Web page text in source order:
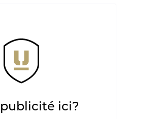
ici?